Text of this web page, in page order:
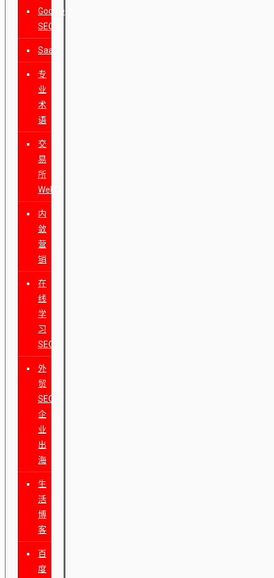
Google
SEO
SaaS
专
业
术
语
交
易
所
Web3
内
敛
营
销
在
线
学
习
SEO
外
贸
SEO
企
业
出
海
生
活
博
客
百
度